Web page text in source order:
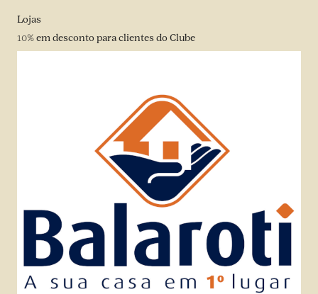
Lojas
10%em desconto para clientes do Clube